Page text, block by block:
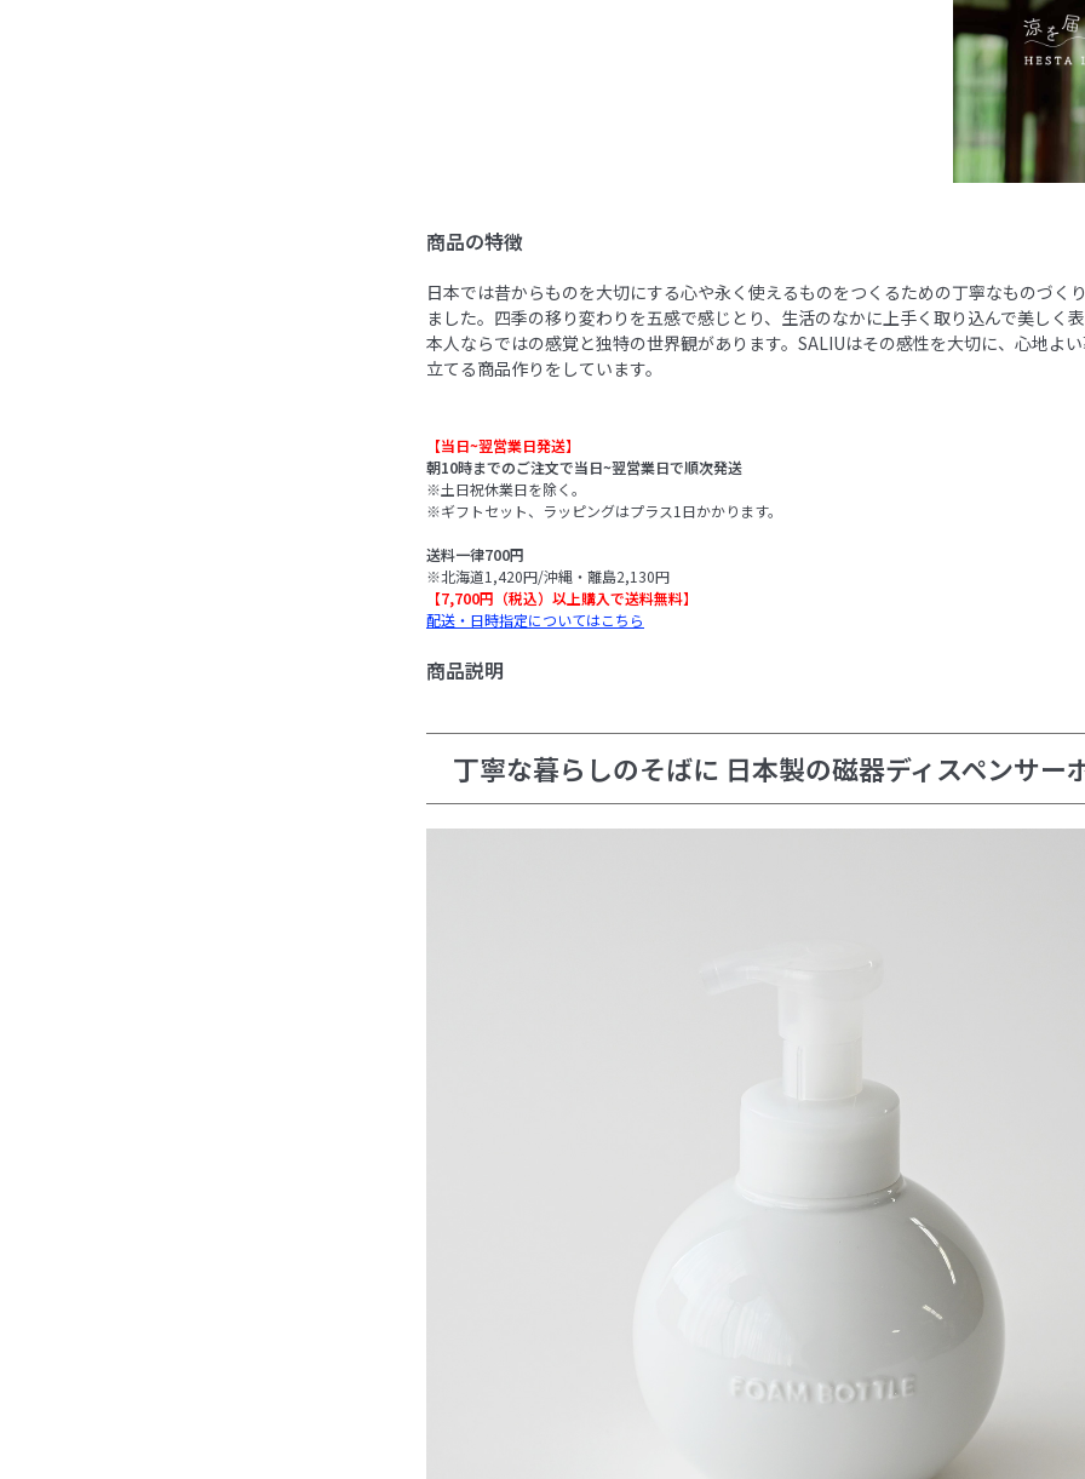
商品の特徴
日本では昔からものを大切にする心や永く使えるものをつくるための丁寧なものづく
ました。四季の移り変わりを五感で感じとり、生活のなかに上手く取り込んで美しく
本人ならではの感覚と独特の世界観があります。SALIUはその感性を大切に、心地よ
立てる商品作りをしています。
【当日~翌営業日発送】
朝10時までのご注文で当日~翌営業日で順次発送
※土日祝休業日を除く。
※ギフトセット、ラッピングはプラス1日かかります。
送料一律700円
※北海道1,420円/沖縄・離島2,130円
【7,700円（税込）以上購入で送料無料】
配送・日時指定についてはこちら
商品説明
丁寧な暮らしのそばに 日本製の磁器ディスペンサー